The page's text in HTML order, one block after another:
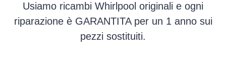
Usiamo ricambi Whirlpool originali e ogni
riparazione è GARANTITA per un 1 anno sui
pezzi sostituiti.